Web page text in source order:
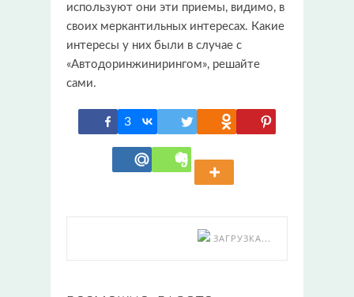
используют они эти приемы, видимо, в
своих меркантильных интересах. Какие
интересы у них были в случае с
«Автодоринжинирингом», решайте
сами.
3
ЗАГРУЗКА...